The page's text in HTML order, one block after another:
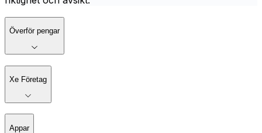
Överför pengar
Xe Företag
Appar